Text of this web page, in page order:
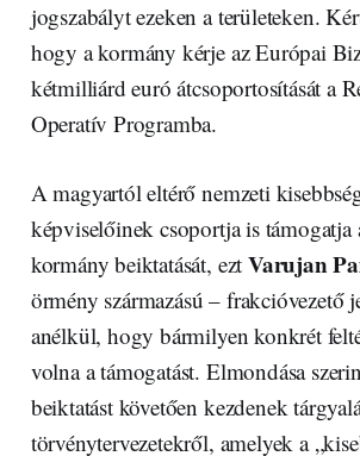
jogszabályt ezeken a területeken.
hogy a kormány kérje az Európai
kétmilliárd euró átcsoportosítását a
Operatív Programba.
A magyartól eltérő nemzeti
képviselőinek csoportja is támogatja
kormány beiktatását, ezt Varujan
örmény származású – frakcióvezető
anélkül, hogy bármilyen konkrét
volna a támogatást. Elmondása
beiktatást követően kezdenek
törvénytervezetekről, amelyek a